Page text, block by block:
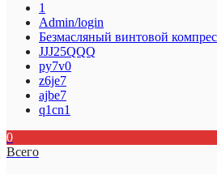
1
Admin/login
Безмасляный винтовой
JJJ25QQQ
py7v0
z6je7
ajbe7
q1cn1
0
Всего